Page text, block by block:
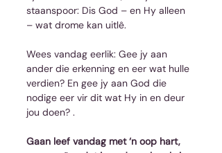
staanspoor: Dis God – en Hy alleen
– wat drome kan uitlê.
Wees vandag eerlik: Gee jy aan
ander die erkenning en eer wat hulle
verdien? En gee jy aan God die
nodige eer vir dit wat Hy in en deur
jou doen? .
Gaan leef vandag met ‘n oop hart,